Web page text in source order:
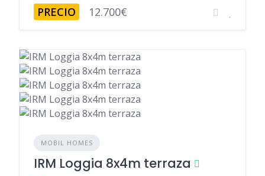
PRECIO 12.700€
MOBIL HOMES
IRM Loggia 8x4m terraza